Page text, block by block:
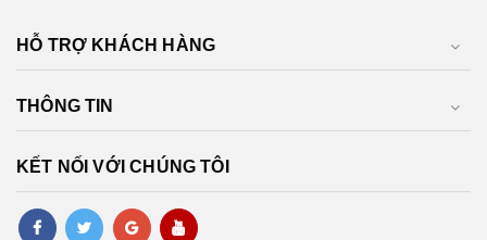
HỖ TRỢ KHÁCH HÀNG
THÔNG TIN
KẾT NỐI VỚI CHÚNG TÔI